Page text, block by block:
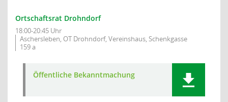
Ortschaftsrat Drohndorf
18:00-20:45 Uhr
Aschersleben, OT Drohndorf, Vereinshaus, Schenkgasse
159 a
Öffentliche Bekanntmachung